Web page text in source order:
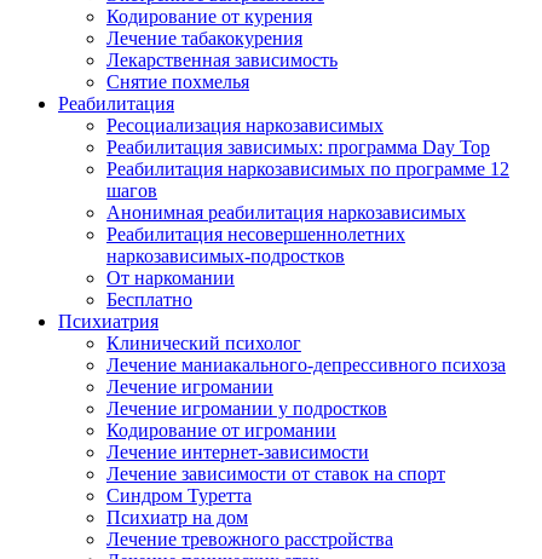
Кодирование от курения
Лечение табакокурения
Лекарственная зависимость
Снятие похмелья
Реабилитация
Ресоциализация наркозависимых
Реабилитация зависимых: программа Day Top
Реабилитация наркозависимых по программе 12
шагов
Анонимная реабилитация наркозависимых
Реабилитация несовершеннолетних
наркозависимых-подростков
От наркомании
Бесплатно
Психиатрия
Клинический психолог
Лечение маниакального-депрессивного психоза
Лечение игромании
Лечение игромании у подростков
Кодирование от игромании
Лечение интернет-зависимости
Лечение зависимости от ставок на спорт
Синдром Туретта
Психиатр на дом
Лечение тревожного расстройства